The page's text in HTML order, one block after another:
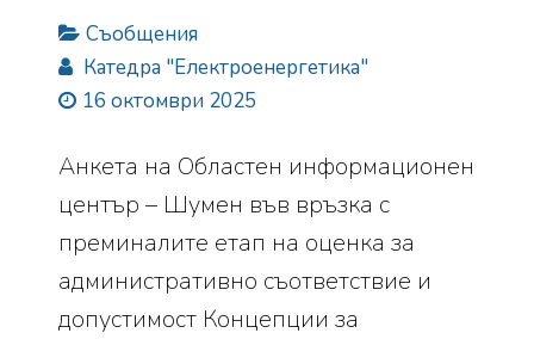
Съобщения
Катедра "Електроенергетика"
16 октомври 2025
Анкета на Областен информационен
център – Шумен във връзка с
преминалите етап на оценка за
административно съответствие и
допустимост Концепции за